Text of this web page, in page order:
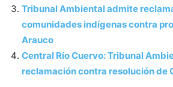
Tribunal Ambiental admite
comunidades indígenas contra
Arauco
Central Río Cuervo: Tribunal
reclamación contra resolución de